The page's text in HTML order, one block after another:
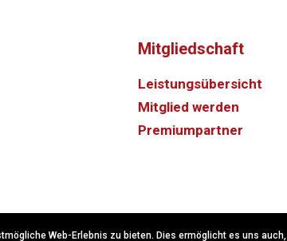
Mitgliedschaft
Leistungsübersicht
Mitglied werden
Premiumpartner
Web-Erlebnis zu bieten. Dies ermöglicht es uns auch,